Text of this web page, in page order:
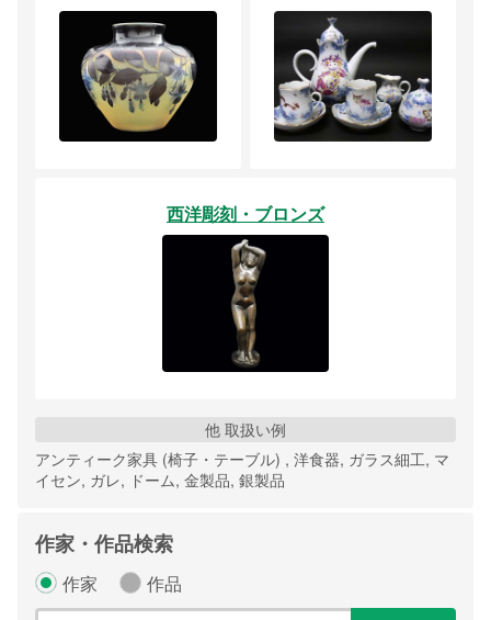
西洋彫刻・ブロンズ
他 取扱い例
アンティーク家具 (椅子・テーブル) , 洋食器, ガラス細工, マ
イセン, ガレ, ドーム, 金製品, 銀製品
作家・作品検索
作家 作品